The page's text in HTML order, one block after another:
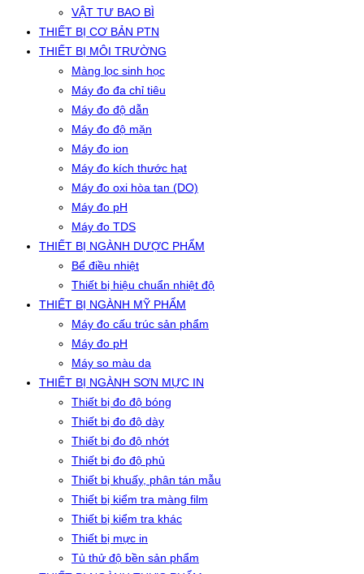
VẬT TƯ BAO BÌ
THIẾT BỊ CƠ BẢN PTN
THIẾT BỊ MÔI TRƯỜNG
Màng lọc sinh học
Máy đo đa chỉ tiêu
Máy đo độ dẫn
Máy đo độ mặn
Máy đo ion
Máy đo kích thước hạt
Máy đo oxi hòa tan (DO)
Máy đo pH
Máy đo TDS
THIẾT BỊ NGÀNH DƯỢC PHẨM
Bể điều nhiệt
Thiết bị hiệu chuẩn nhiệt độ
THIẾT BỊ NGÀNH MỸ PHẨM
Máy đo cấu trúc sản phẩm
Máy đo pH
Máy so màu da
THIẾT BỊ NGÀNH SƠN MỰC IN
Thiết bị đo độ bóng
Thiết bị đo độ dày
Thiết bị đo độ nhớt
Thiết bị đo độ phủ
Thiết bị khuấy, phân tán mẫu
Thiết bị kiểm tra màng film
Thiết bị kiểm tra khác
Thiết bị mực in
Tủ thử độ bền sản phẩm